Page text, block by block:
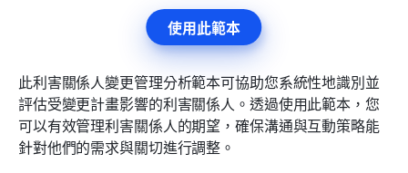
使用此範本
此利害關係人變更管理分析範本可協助您系統性地識別並
評估受變更計畫影響的利害關係人。透過使用此範本，您
可以有效管理利害關係人的期望，確保溝通與互動策略能
針對他們的需求與關切進行調整。